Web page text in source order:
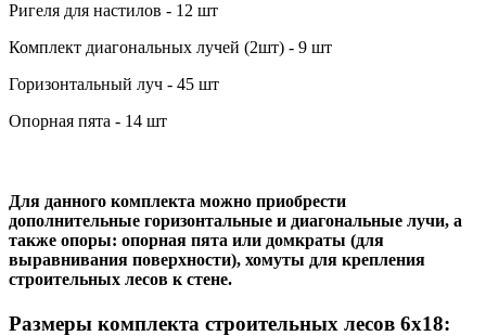
Ригеля для настилов - 12 шт
Комплект диагональных лучей (2шт) - 9 шт
Горизонтальный луч - 45 шт
Опорная пята - 14 шт
Для данного комплекта можно приобрести
дополнительные горизонтальные и диагональные лучи, а
также опоры: опорная пята или домкраты (для
выравнивания поверхности), хомуты для крепления
строительных лесов к стене.
Размеры комплекта строительных лесов 6х18: